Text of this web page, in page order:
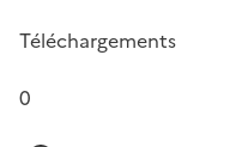
Téléchargements
0